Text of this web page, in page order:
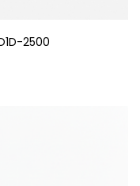
2500